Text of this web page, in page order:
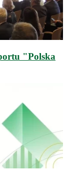
"Polska